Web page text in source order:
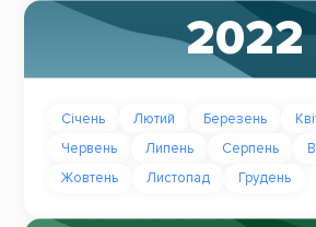
2022
Січень Лютий Березень
Червень
Липень Серпень
Жовтень
Листопад Грудень